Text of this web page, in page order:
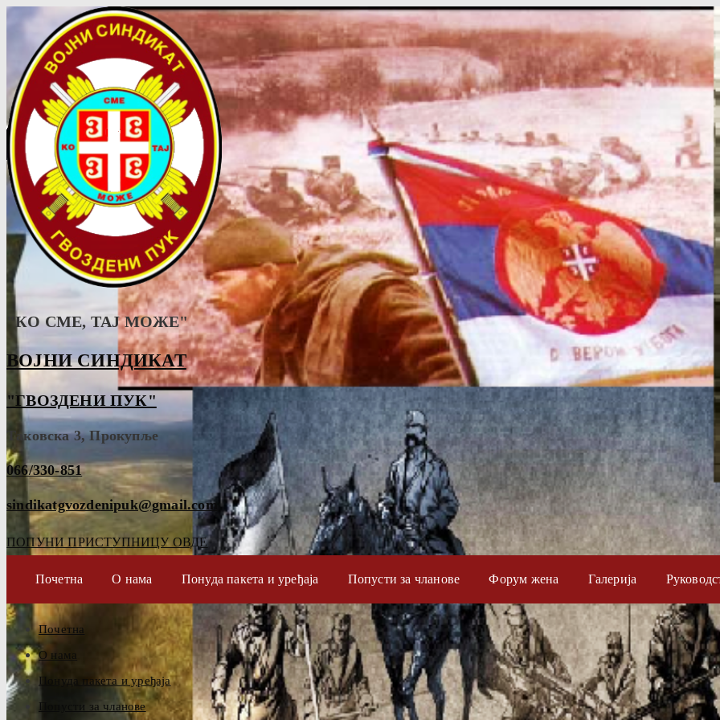
"КО СМЕ, ТАJ МОЖЕ"
ВОЈНИ СИНДИКАТ
"ГВОЗДЕНИ ПУК"
Таковска 3, Прокупље
066/330-851
sindikatgvozdenipuk@gmail.com
ПОПУНИ ПРИСТУПНИЦУ ОВДЕ
Почетна О нама Понуда пакета и уређаја Попусти за чланове Форум жена Галерија
Почетна
О нама
Понуда пакета и уређаја
Попусти за чланове